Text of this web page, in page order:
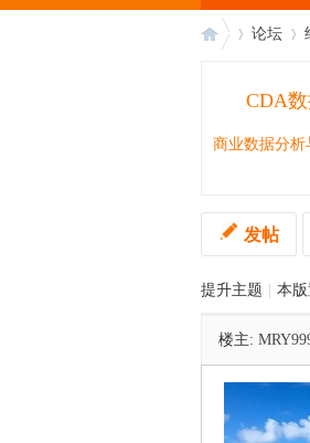
论坛
CDA
商业数据分
发帖
提升主题 本
楼主: